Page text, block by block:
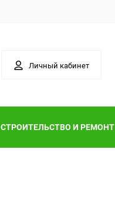
Личный кабинет
СТРОИТЕЛЬСТВО И РЕМОНТ